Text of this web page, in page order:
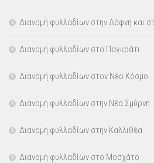
Διανομή φυλλαδίων στην Δάφνη και
Διανομή φυλλαδίων στο Παγκράτι
Διανομή φυλλαδίων στον Νέο Κόσμο
Διανομή φυλλαδίων στην Νέα Σμύρνη
Διανομή φυλλαδίων στην Καλλιθέα
Διανομή φυλλαδίων στο Μοσχάτο